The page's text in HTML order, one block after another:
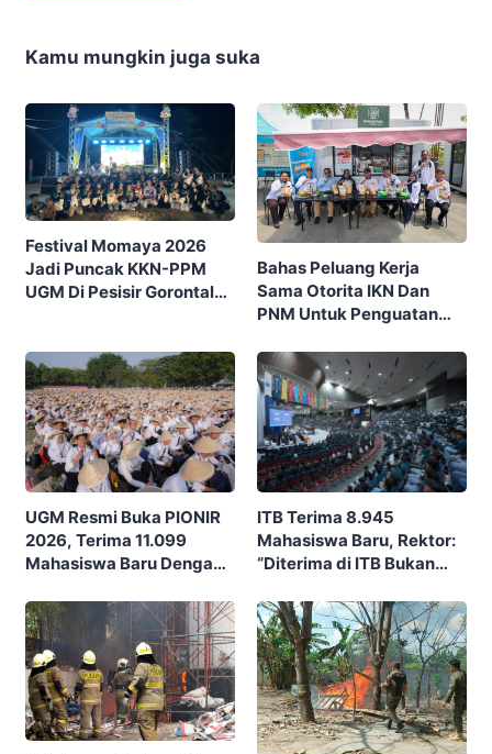
Kamu mungkin juga suka
Festival Momaya 2026
Jadi Puncak KKN-PPM
UGM Di Pesisir Gorontalo,
Bahas Peluang Kerja
Sama Otorita IKN Dan
PNM Untuk Penguatan
Nusantara
UGM Resmi Buka PIONIR
2026, Terima 11.099
Mahasiswa Baru Dengan
Membangun Bangsa”
ITB Terima 8.945
Mahasiswa Baru, Rektor:
“Diterima di ITB Bukan